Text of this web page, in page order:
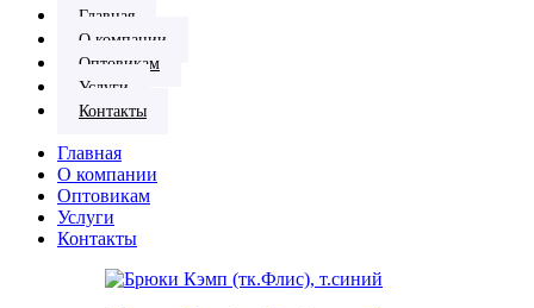
Главная
О компании
Оптовикам
Услуги
Контакты
Главная
О компании
Оптовикам
Услуги
Контакты